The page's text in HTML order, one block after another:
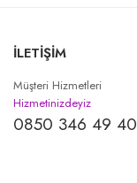
İLETİŞİM
Müşteri Hizmetleri
Hizmetinizdeyiz
0850 346 49 40